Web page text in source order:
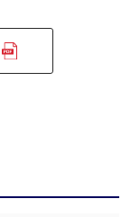
ンスセンター